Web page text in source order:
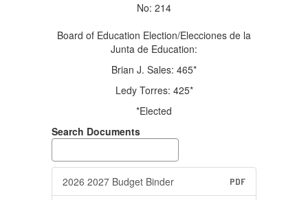
No: 214
Board of Education Election/Elecciones de la
Junta de Education:
Brian J. Sales: 465*
Ledy Torres: 425*
*Elected
Search Documents
2026 2027 Budget Binder PDF